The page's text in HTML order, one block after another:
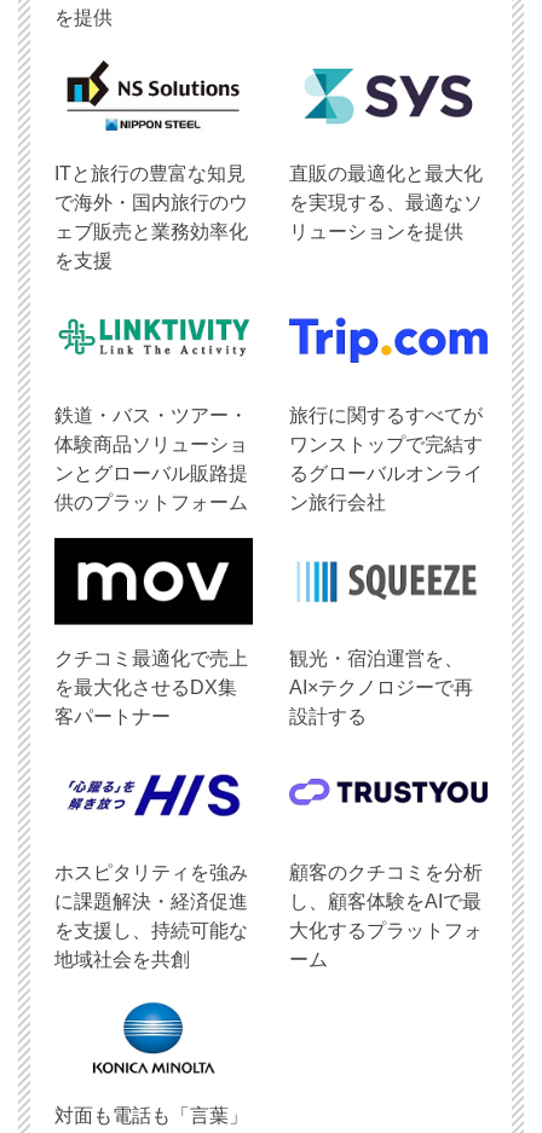
を提供
ITと旅行の豊富な知見
で海外・国内旅行のウ
ェブ販売と業務効率化
を支援
直販の最適化と最大化
を実現する、最適なソ
リューションを提供
鉄道・バス・ツアー・
体験商品ソリューショ
ンとグローバル販路提
供のプラットフォーム
旅行に関するすべてが
ワンストップで完結す
るグローバルオンライ
ン旅行会社
クチコミ最適化で売上
を最大化させるDX集
客パートナー
観光・宿泊運営を、
AI×テクノロジーで再
設計する
ホスピタリティを強み
に課題解決・経済促進
を支援し、持続可能な
地域社会を共創
顧客のクチコミを分析
し、顧客体験をAIで最
大化するプラットフォ
ーム
対面も電話も「言葉」